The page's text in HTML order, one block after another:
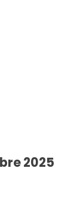
2025